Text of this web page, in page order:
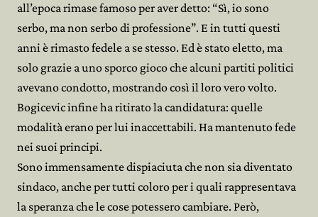
all’epoca rimase famoso per aver detto: “Sì, io sono
serbo, ma non serbo di professione”. E in tutti questi
anni è rimasto fedele a se stesso. Ed è stato eletto, ma
solo grazie a uno sporco gioco che alcuni partiti politici
avevano condotto, mostrando così il loro vero volto.
Bogicevic infine ha ritirato la candidatura: quelle
modalità erano per lui inaccettabili. Ha mantenuto fede
nei suoi principi.
Sono immensamente dispiaciuta che non sia diventato
sindaco, anche per tutti coloro per i quali rappresentava
la speranza che le cose potessero cambiare. Però,